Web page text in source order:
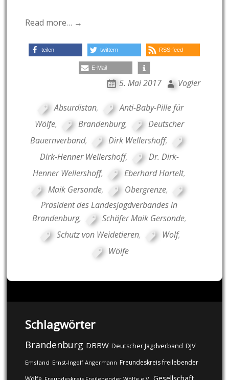
Read more… →
teilen twittern RSS-feed
E-Mail
5. Mai 2017 Vogler
Absurdistan,
Anti-Baby-Pille für
Wölfe, Brandenburg,
Deutscher
Bauernverband, Dirk Wellershoff,
Dirk-Henner Wellershoff,
Dr. Dirk-
Henner Wellershoff, Eberhard Hartelt,
Maik Gersonde, Obergrenze,
Präsident des Landesjagdverbandes in
Brandenburg, Schäfer Maik Gersonde,
Schutz von Weidetieren, Wolf,
Wölfe
Schlagwörter
Brandenburg DBBW Deutscher Jagdverband DJV
Emsland Ernst-Ingolf Angermann Freundeskreis freilebender